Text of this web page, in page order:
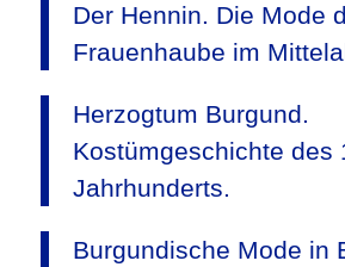
Der Hennin. Die Mode
Frauenhaube im
Herzogtum Burgund.
Kostümgeschichte des
Jahrhunderts.
Burgundische Mode in